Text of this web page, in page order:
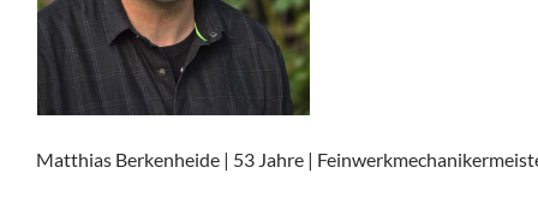
Matthias Berkenheide | 53 Jahre |